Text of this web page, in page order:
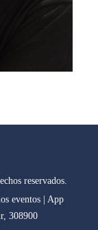
reservados.
eventos
App
308900